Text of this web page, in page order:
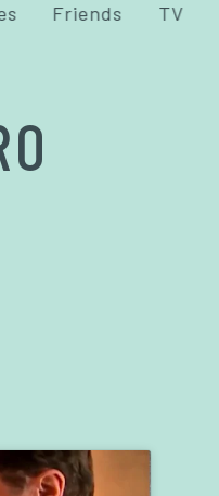
Friends TV